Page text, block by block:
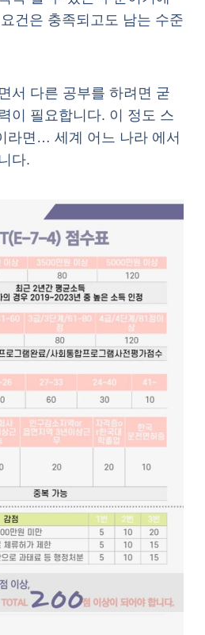
건은 충족되고도 남는 수준
서 다른 공부를 하려면 굳
이 필요합니다. 이 정도 스
라면… 세계 어느 나라 에서
다.